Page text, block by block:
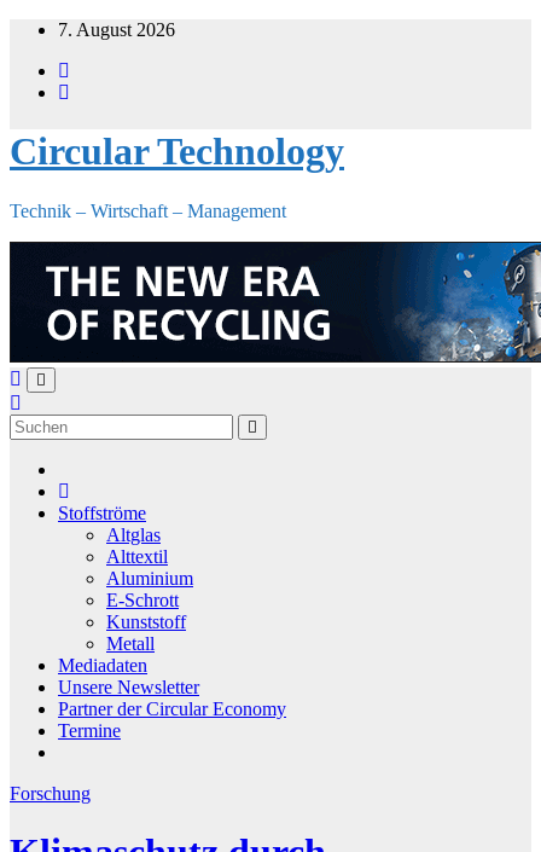
Zum
springen
7. August 2026
Circular Technology
Technik – Wirtschaft – Management
Stoffströme
Altglas
Alttextil
Aluminium
E-Schrott
Kunststoff
Metall
Mediadaten
Unsere Newsletter
Partner der Circular Economy
Termine
Forschung